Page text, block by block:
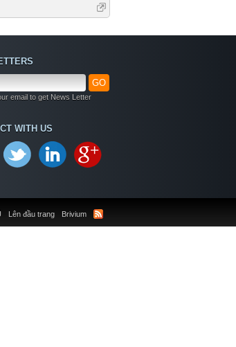
GO
email to get News Letter
WITH US
Lên đầu trang Brivium